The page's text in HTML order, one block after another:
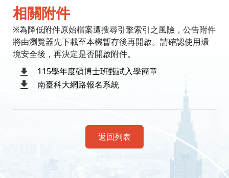
相關附件
※為降低附件原始檔案遭搜尋引擎索引之風險，公告附件
將由瀏覽器先下載至本機暫存後再開啟。請確認使用環
境安全後，再決定是否開啟附件。
115學年度碩博士班甄試入學簡章
南臺科大網路報名系統
返回列表